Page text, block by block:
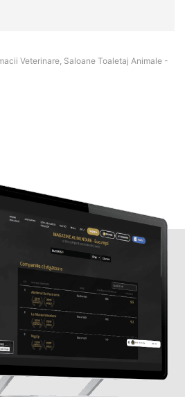
Veterinare, Saloane Toaletaj Animale -